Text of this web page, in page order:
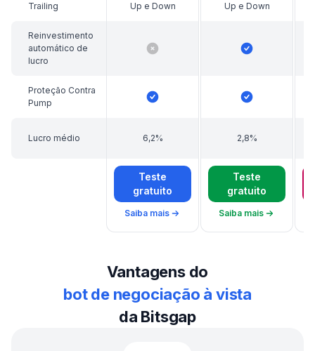
Trailing Up e Down Up e Down
Reinvestimento
automático de
lucro
Proteção Contra
Pump
Lucro médio 6,2% 2,8%
Teste
gratuito
Saiba mais
sobre o Bot GRID de Negociação
Teste
gratuito
Saiba mais
sobre o Bot DCA de
Vantagens do
bot de negociação à vista
da Bitsgap